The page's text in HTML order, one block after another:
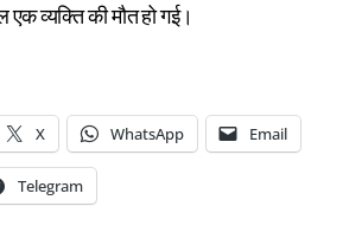
एक व्यक्ति की मौत हो गई।
X WhatsApp Email
Telegram